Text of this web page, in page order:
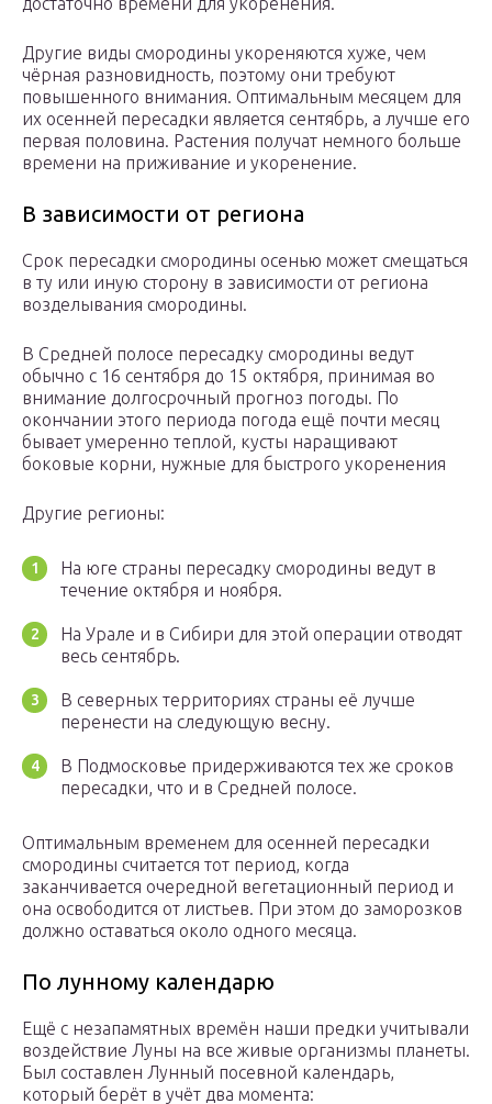
Другие виды смородины укореняются хуже, чем
чёрная разновидность, поэтому они требуют
повышенного внимания. Оптимальным месяцем для
их осенней пересадки является сентябрь, а лучше его
первая половина. Растения получат немного больше
времени на приживание и укоренение.
В зависимости от региона
Срок пересадки смородины осенью может смещаться
в ту или иную сторону в зависимости от региона
возделывания смородины.
В Средней полосе пересадку смородины ведут
обычно с 16 сентября до 15 октября, принимая во
внимание долгосрочный прогноз погоды. По
окончании этого периода погода ещё почти месяц
бывает умеренно теплой, кусты наращивают
боковые корни, нужные для быстрого укоренения
Другие регионы:
На юге страны пересадку смородины ведут в
течение октября и ноября.
На Урале и в Сибири для этой операции отводят
весь сентябрь.
В северных территориях страны её лучше
перенести на следующую весну.
В Подмосковье придерживаются тех же сроков
пересадки, что и в Средней полосе.
Оптимальным временем для осенней пересадки
смородины считается тот период, когда
заканчивается очередной вегетационный период и
она освободится от листьев. При этом до заморозков
должно оставаться около одного месяца.
По лунному календарю
Ещё с незапамятных времён наши предки учитывали
воздействие Луны на все живые организмы планеты.
Был составлен Лунный посевной календарь,
который берёт в учёт два момента: